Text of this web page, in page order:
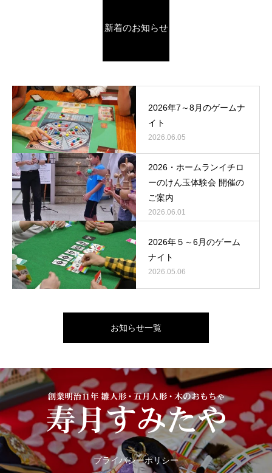
新着のお知らせ
2026年7～8月のゲームナ
イト
2026.06.05
2026・ホームランイチロ
ーのけん玉体験会 開催の
ご案内
2026.06.01
2026年５～6月のゲーム
ナイト
2026.05.06
お知らせ一覧
プライバシーポリシー